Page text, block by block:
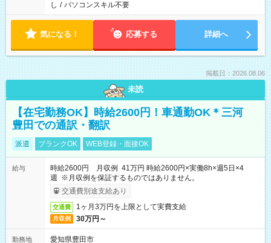
し / パソコンスキル不要
気になる！ 応募する 詳細へ
掲載日：2026.08.06
未読
【在宅勤務OK】時給2600円！車通勤OK＊三河
豊田での通訳・翻訳
派遣 ブランクOK WEB登録・面接OK
給与
時給2600円 月収例 41万円 時給2600円×実働8h×週5日×4
週 ※月収例を保証するものではありません。
交通費別途支給あり
交通費 1ヶ月3万円を上限として実費支給
月収例 30万円～
勤務地 愛知県豊田市